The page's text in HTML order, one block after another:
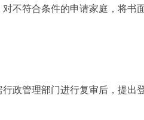
不符合条件的申请家庭，将书
管理部门进行复审后，提出